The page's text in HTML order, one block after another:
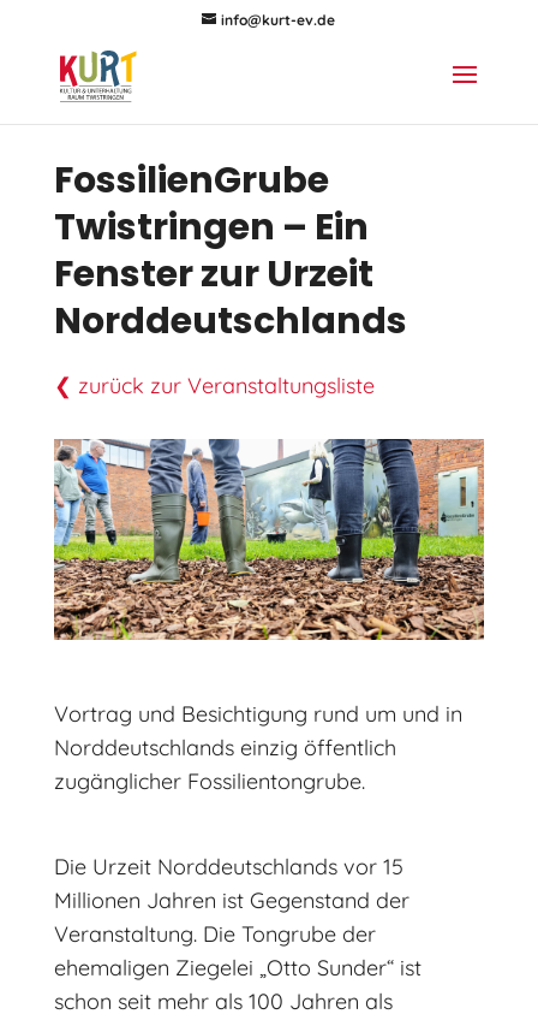
info@kurt-ev.de
FossilienGrube
Twistringen – Ein
Fenster zur Urzeit
Norddeutschlands
❮ zurück zur Veranstaltungsliste
Vortrag und Besichtigung rund um und in
Norddeutschlands einzig öffentlich
zugänglicher Fossilientongrube.
Die Urzeit Norddeutschlands vor 15
Millionen Jahren ist Gegenstand der
Veranstaltung. Die Tongrube der
ehemaligen Ziegelei „Otto Sunder“ ist
schon seit mehr als 100 Jahren als